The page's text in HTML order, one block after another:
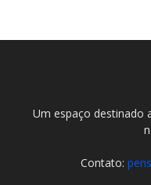
Um espaço destinado
Contato: